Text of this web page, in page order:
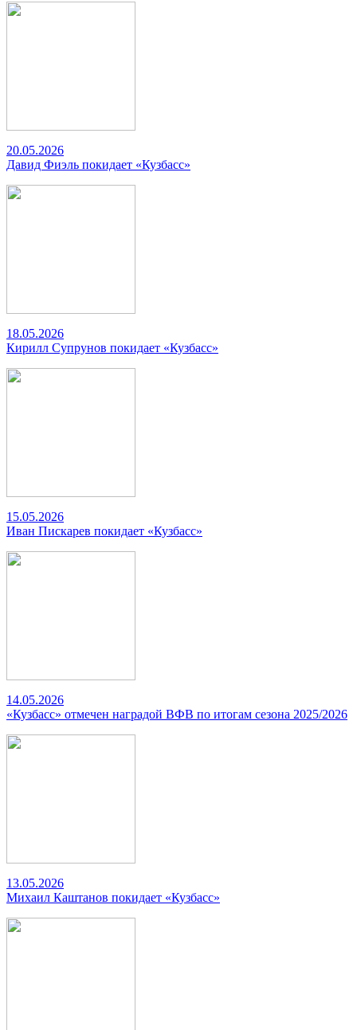
20.05.2026
Давид Фиэль покидает «Кузбасс»
18.05.2026
Кирилл Супрунов покидает «Кузбасс»
15.05.2026
Иван Пискарев покидает «Кузбасс»
14.05.2026
«Кузбасс» отмечен наградой ВФВ по итогам сезона 2025/2026
13.05.2026
Михаил Каштанов покидает «Кузбасс»